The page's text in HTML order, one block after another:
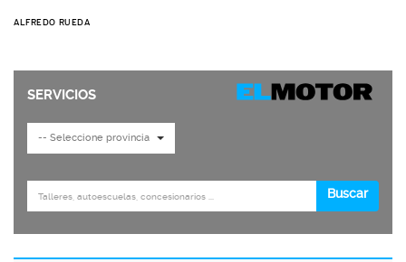
ALFREDO RUEDA